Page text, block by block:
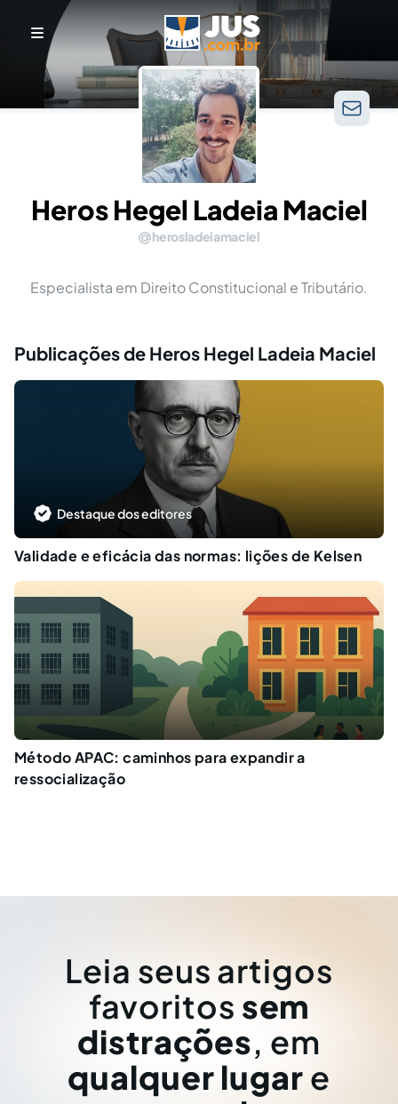
Heros Hegel Ladeia Maciel
herosladeiamaciel
Especialista em Direito Constitucional e Tributário.
Publicações de Heros Hegel Ladeia Maciel
Destaque dos editores
Validade e eficácia das normas: lições de Kelsen
Método APAC: caminhos para expandir a
ressocialização
Leia seus artigos
favoritos sem
distrações, em
qualquer lugar e